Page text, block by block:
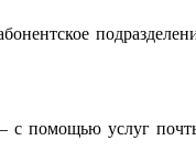
помощью услуг